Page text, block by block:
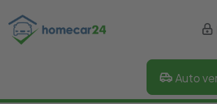
Auto